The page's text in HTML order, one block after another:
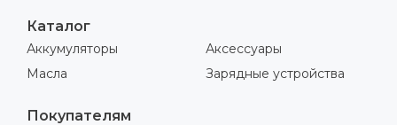
Каталог
Аккумуляторы
Масла
Аксессуары
Зарядные устройства
Покупателям